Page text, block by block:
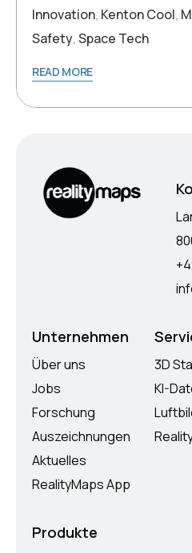
Innovation, Kenton Cool,
Safety,Space Tech
READ MORE
Unternehmen
Über uns
Jobs
Forschung
Auszeichnungen
Aktuelles
RealityMaps App
3D
KI-
Produkte